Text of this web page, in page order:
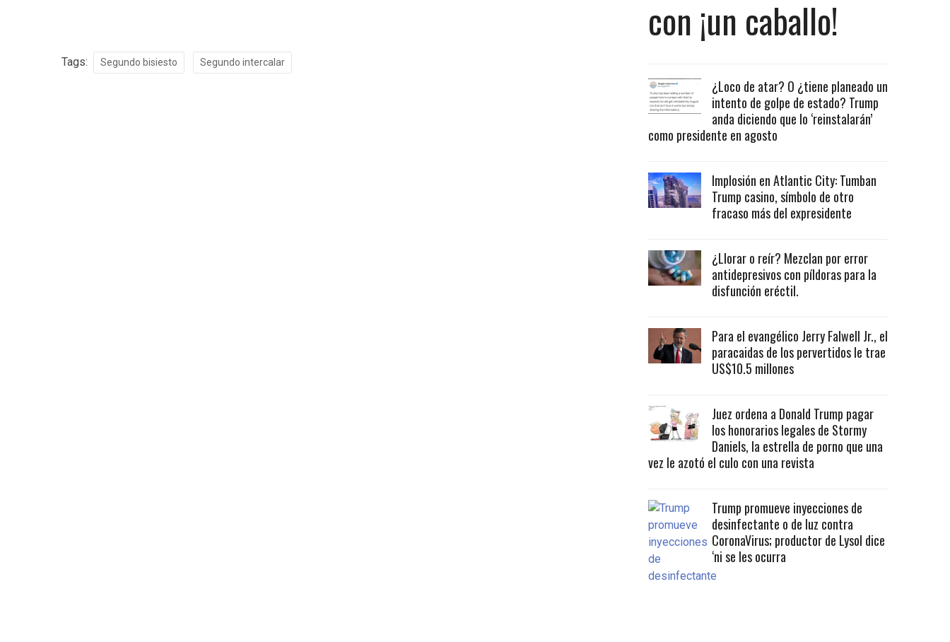
Tags: Segundo bisiesto Segundo intercalar
con ¡un caballo!
¿Loco de atar? O ¿tiene planeado un
intento de golpe de estado? Trump
anda diciendo que lo ‘reinstalarán’
como presidente en agosto
Implosión en Atlantic City: Tumban
Trump casino, símbolo de otro
fracaso más del expresidente
¿Llorar o reír? Mezclan por error
antidepresivos con píldoras para la
disfunción eréctil.
Para el evangélico Jerry Falwell Jr., el
paracaidas de los pervertidos le trae
US$10.5 millones
Juez ordena a Donald Trump pagar
los honorarios legales de Stormy
Daniels, la estrella de porno que una
vez le azotó el culo con una revista
Trump promueve inyecciones de
desinfectante o de luz contra
CoronaVirus; productor de Lysol dice
‘ni se les ocurra